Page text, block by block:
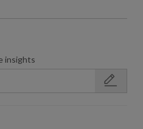
insights